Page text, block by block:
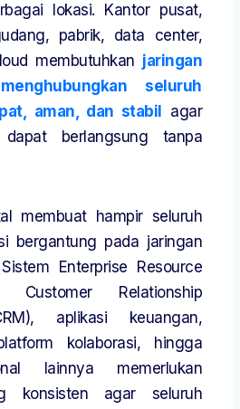
lokasi. Kantor pusat,
pabrik, data center,
membutuhkan jaringan
seluruh
aman, dan stabil
agar
berlangsung tanpa
membuat hampir seluruh
bergantung pada jaringan
Enterprise Resource
Customer Relationship
aplikasi keuangan,
kolaborasi, hingga
lainnya memerlukan
konsisten agar seluruh